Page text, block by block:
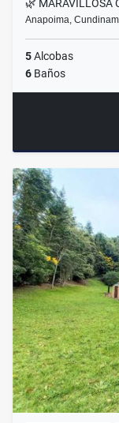
🌿 MARAVILLOSA
Anapoima,
5Alcobas
6 Baños